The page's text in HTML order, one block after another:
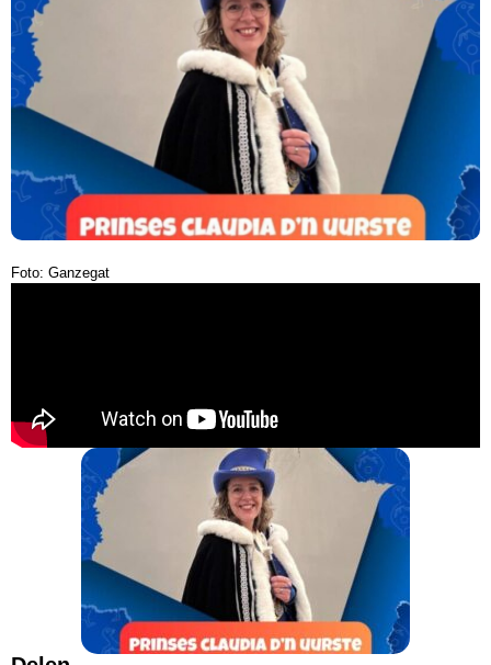
Foto: Ganzegat